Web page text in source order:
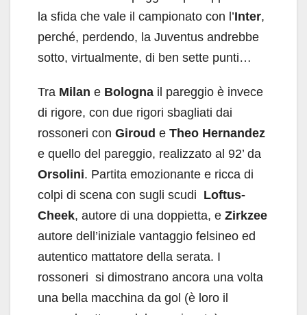
la sfida che vale il campionato con l’Inter,
perché, perdendo, la Juventus andrebbe
sotto, virtualmente, di ben sette punti…
Tra Milan e Bologna il pareggio è invece
di rigore, con due rigori sbagliati dai
rossoneri con Giroud e Theo Hernandez
e quello del pareggio, realizzato al 92’ da
Orsolini. Partita emozionante e ricca di
colpi di scena con sugli scudi Loftus-
Cheek, autore di una doppietta, e Zirkzee
autore dell’iniziale vantaggio felsineo ed
autentico mattatore della serata. I
rossoneri si dimostrano ancora una volta
una bella macchina da gol (è loro il